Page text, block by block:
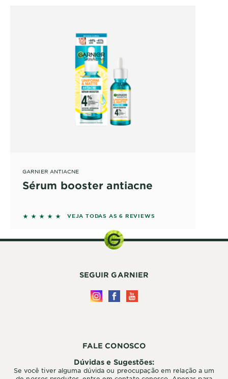
GARNIER ANTIACNE
Sérum booster antiacne
5 out of 5 stars based on reviews
VEJA TODAS AS 6 REVIEWS
FALE CONOSCO
Dúvidas e Sugestões:
Se você tiver alguma dúvida ou preocupação em relação a um
SEGUIR GARNIER